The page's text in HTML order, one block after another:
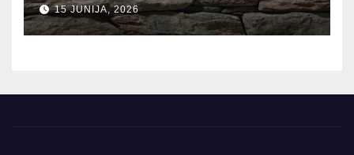
15 JUNIJA, 2026